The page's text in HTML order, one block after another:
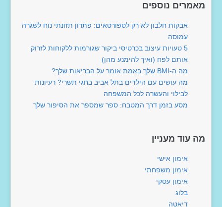
מאמרים נוספים
אבקות חלבון לא רק לספורטאים: פתרון תזונתי נוח לשגרה
עמוסה
5 טעויות עיצוב בכרטיסי ביקור שגורמות ללקוחות לזרוק
אותם לפח (ואיך להימנע מהן)
מה ה-BMI שלך באמת אומר על הבריאות שלך?
מה עושים עם הילדים בתל אביב בחגי תשרי? רעיונות
לבילוי והעשרה לכל המשפחה
מסע בזמן דרך המטבח: ספר שמספר את הסיפור שלך
מה עוד מעניין
אימון אישי
אימון משפחתי
אימון עסקי
בלוג
דיאטה